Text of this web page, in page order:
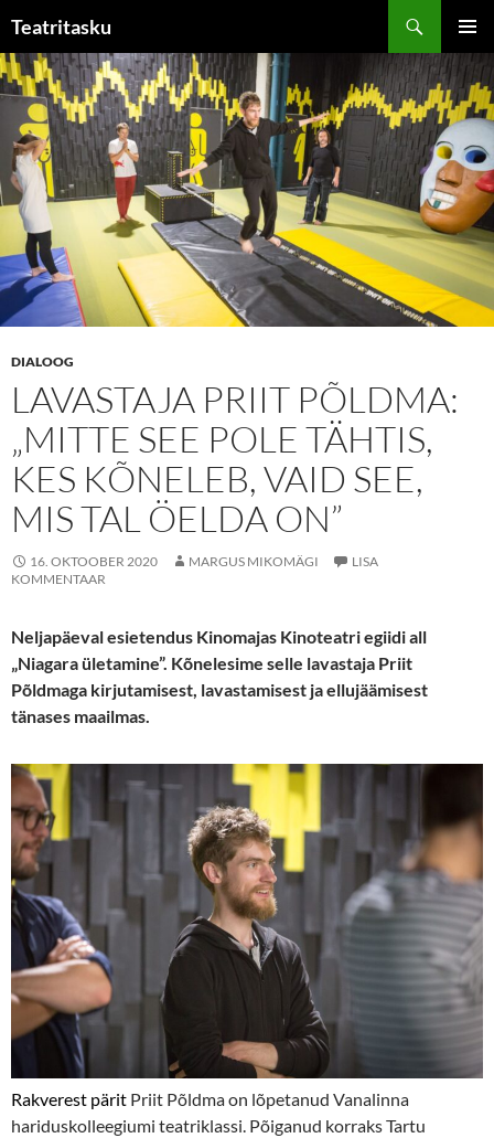
sisu
juurde
Teatritasku
DIALOOG
LAVASTAJA PRIIT PÕLDMA:
„MITTE SEE POLE TÄHTIS,
KES KÕNELEB, VAID SEE,
MIS TAL ÖELDA ON”
16. OKTOOBER 2020 MARGUS MIKOMÄGI
LISA
KOMMENTAAR
Neljapäeval esietendus Kinomajas Kinoteatri egiidi all
„Niagara ületamine”. Kõnelesime selle lavastaja Priit
Põldmaga kirjutamisest, lavastamisest ja ellujäämisest
tänases maailmas.
Rakverest pärit Priit Põldma on lõpetanud Vanalinna
hariduskolleegiumi teatriklassi. Põiganud korraks Tartu